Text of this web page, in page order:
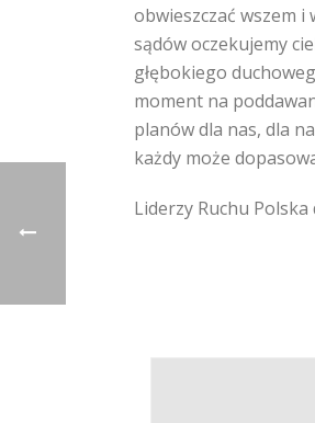
obwieszczać wszem
sądów oczekujemy
głębokiego
moment na
planów dla nas, dla
każdy może
Liderzy Ruchu Polska